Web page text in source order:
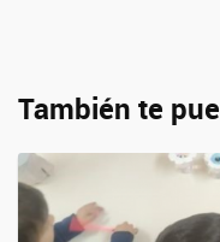
También te